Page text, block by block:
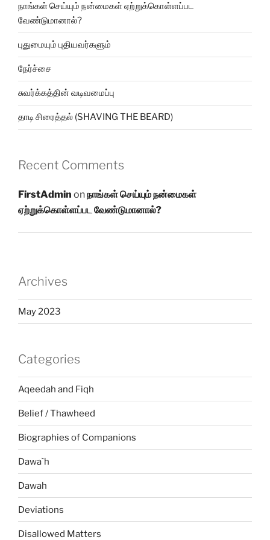
நாங்கள் செய்யும் நன்மைகள் ஏற்றுக்கொள்ளப்பட
வேண்டுமானால்?
புதுமையும் புதியவர்களும்
நேர்ச்சை
சுவர்க்கத்தின் வடிவமைப்பு
தாடி சிரைத்தல் (SHAVING THE BEARD)
Recent Comments
FirstAdmin onநாங்கள் செய்யும் நன்மைகள்
ஏற்றுக்கொள்ளப்பட வேண்டுமானால்?
Archives
May 2023
Categories
Aqeedah and Fiqh
Belief / Thawheed
Biographies of Companions
Dawa`h
Dawah
Deviations
Disallowed Matters